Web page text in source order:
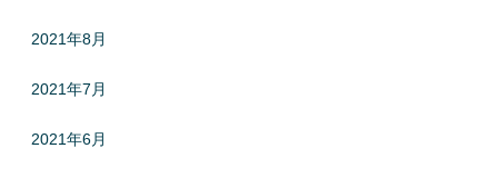
2021年8月
2021年7月
2021年6月